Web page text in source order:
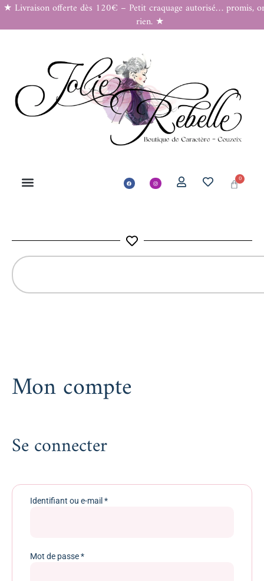
★ Livraison offerte dès 120€ – Petit craquage autorisé… promis,
rien. ★
0
Mon compte
Se connecter
Identifiant ou e-mail *
Mot de passe*